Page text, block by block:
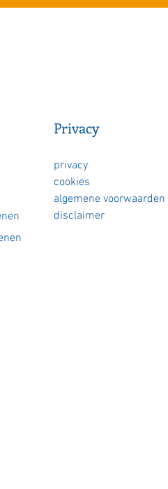
Privacy
privacy
cookies
algemene voorwaarden
disclaimer